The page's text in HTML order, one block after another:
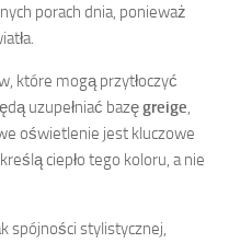
porach dnia, ponieważ
które mogą przytłoczyć
uzupełniać bazęgreige,
oświetlenie jest kluczowe
ciepło tego koloru, a nie
spójności stylistycznej,